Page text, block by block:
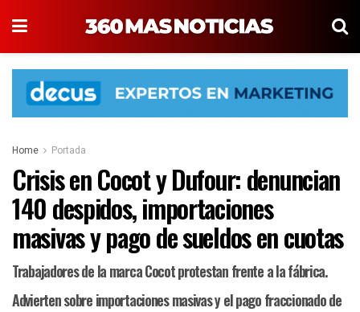
Home Portada
Crisis en Cocot y Dufour: denuncian
140 despidos, importaciones
masivas y pago de sueldos en cuotas
Trabajadores de la marca Cocot protestan frente a la fábrica.
Advierten sobre importaciones masivas y el pago fraccionado de